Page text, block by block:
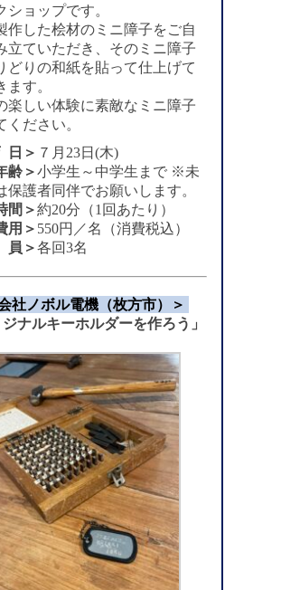
ショップです。
作した桧材のミニ障子をご自
立ていただき、そのミニ障子
どりの和紙を貼って仕上げて
ます。
楽しい体験に素敵なミニ障子
ください。
日＞ ７月23日(木)
齢＞小学生～中学生まで ※未
保護者同伴でお願いします。
間＞約20分（1回あたり）
用＞ 550円／名（消費税込）
＞各回3名
社ノボル電機（枚方市）＞
ナルキーホルダーを作ろう」